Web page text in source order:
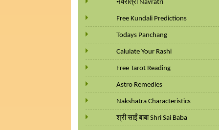
नवरात्री Navratri
Free Kundali Predictions
Todays Panchang
Calulate Your Rashi
Free Tarot Reading
Astro Remedies
Nakshatra Characteristics
श्री साईं बाबा Shri Sai Baba